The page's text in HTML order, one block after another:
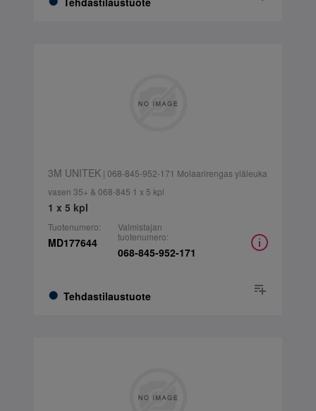
3M UNITEK| 068-845-952-171 Molaarirengas yläleuka
vasen 35+ & 068-845 1 x 5 kpl
1 x 5 kpl
Tuotenumero:
MD177644
Tehdastilaustuote
Valmistajan
tuotenumero:
068-845-952-171